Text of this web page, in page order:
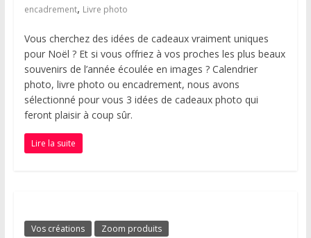
encadrement, Livre photo
Vous cherchez des idées de cadeaux vraiment uniques
pour Noël ? Et si vous offriez à vos proches les plus beaux
souvenirs de l’année écoulée en images ? Calendrier
photo, livre photo ou encadrement, nous avons
sélectionné pour vous 3 idées de cadeaux photo qui
feront plaisir à coup sûr.
Lire la suite
Vos créations Zoom produits